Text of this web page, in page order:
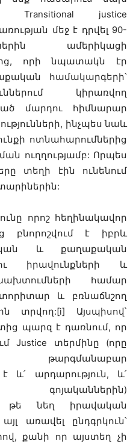
Transitional justice
մեջ է դրվել 90-
ամերիկացի
որի նպատակն էր
համակարգերի՝
կիրառվող
մարդու հիմնարար
ինչպես նաև
ոտնահարումներից
ուղղությամբ: Որպես
տեղի էին ունենում
որոշ հեղինակավոր
բնորոշվում է իբրև
և քաղաքական
իրավունքների և
համար
և բռնաճնշող
տրվող:[i] Այսպիսով՝
պարզ է դառնում, որ
Justice տերմինը (որը
արդարություն, և՛
գոյականներին)
թե նեղ իրավական
առավել ընդգրկուն՝
քանի որ այստեղ չի